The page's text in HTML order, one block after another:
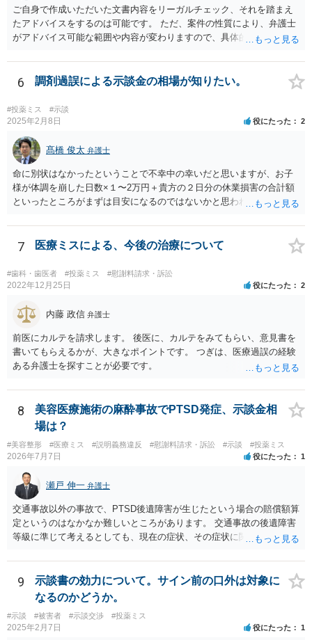
ご自身で作成いただいた文書内容をリーガルチェック、それを踏まえ
たアドバイスをするのは可能です。 ただ、案件の性質により、弁護士
がアドバイス可能な範囲や内容が変わりますので、具体的な状況と共
す）。
6 調剤過誤による示談金の相場が知りたい。
#投薬ミス #示談
2025年2月8日 役にたった 2
髙橋 俊太 弁護士
命に別状はなかったということで不幸中の幸いだと思いますが、お子
様が体調を崩した日数×１〜2万円＋貴方の２日分の休業損害の合計額
といったところがまずは目安になるのではないかと思われます。
7 医療ミスによる、今後の治療について
#歯科・歯医者 #投薬ミス #慰謝料請求・訴訟
2022年12月25日 役にたった 2
内藤 政信 弁護士
前医にカルテを請求します。 後医に、カルテをみてもらい、意見書を
書いてもらえるかが、大きなポイントです。 つぎは、医療過誤の経験
ある弁護士を探すことが必要です。
8
美容医療施術の麻酔事故でPTSD発症、示談金相
場は？
#美容整形 #医療ミス #説明義務違反 #慰謝料請求・訴訟 #示談 #投薬ミス
2026年7月7日 役にたった 1
瀬戸 伸一 弁護士
交通事故以外の事故で、PTSD後遺障害が生じたという場合の賠償額算
定というのはなかなか難しいところがあります。 交通事故の後遺障害
等級に準じて考えるとしても、現在の症状、その症状に関する医療記
ず、あっても、一定の検討をしないと算定は難しいと思いますので、
一般的には無料相談で確度の高い回答は得られないと思われます。 現
在の提案額で不満という場合、一般的には弁護士に依頼をして訴訟と
いう手続きをとったほうが、時間と手間はかかりますが、賠償額は多
くなる傾向にありますので、お近くの弁護士に依頼をするとよいと思
われます。
9
示談書の効力について。サイン前の口外は対象に
なるのかどうか。
#示談 #被害者 #示談交渉 #投薬ミス
2025年2月7日 役にたった 1